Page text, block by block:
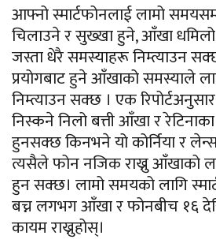
आफ्नो स्मार्टफोनलाई लामो
चिलाउने र सुख्खा हुने, आँखा धमिलो
जस्ता धेरै समस्याहरू निम्त्याउन
प्रयोगबाट हुने आँखाको समस्याले
निम्त्याउन सक्छ । एक
निस्कने निलो बत्ती आँखा र
हुनसक्छ किनभने यो कोर्निया र
त्यसैले फोन नजिक राख्नु आँखाको
हुन सक्छ। लामो समयको लागि
बच्न लगभग आँखा र फोनबीच १६
कायम राख्नुहोस्।